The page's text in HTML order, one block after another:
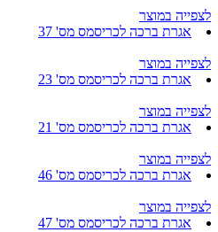
לצפייה במוצר
אגרת ברכה לכריסמס מס' 37
לצפייה במוצר
אגרת ברכה לכריסמס מס' 23
לצפייה במוצר
אגרת ברכה לכריסמס מס' 21
לצפייה במוצר
אגרת ברכה לכריסמס מס' 46
לצפייה במוצר
אגרת ברכה לכריסמס מס' 47